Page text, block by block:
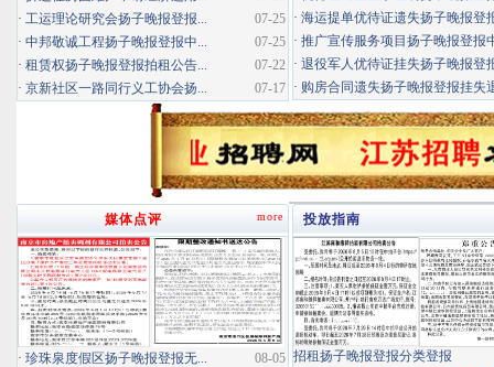
· 海运提单优待证遗失扬子晚报登
· 推广宣传服务项目扬子晚报登报
· 退役军人优待证挂失扬子晚报登
· 购房合同遗失扬子晚报登报挂失
07-25
· 工运理论研究会扬子晚报登报...
07-25
· 中邦敬诚工程扬子晚报登报中...
07-22
· 租赁权扬子晚报登报拍租公告...
07-17
· 京新社区一路同行义工协会扬...
投放指南
招租扬子晚报登报分类登报
more
媒体点评
08-05
· 珍珠泉度假区扬子晚报登报无...